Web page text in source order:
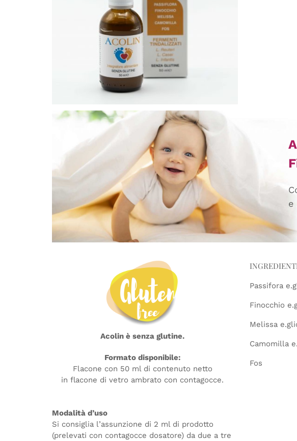
e
Acolin è senza glutine.
Formato disponibile:
Flacone con 50 ml di contenuto netto
in flacone di vetro ambrato con contagocce.
Passifora
Finocchio
Melissa
Camomilla
Fos
Modalità d’uso
Si consiglia l’assunzione di 2 ml di prodotto
(prelevati con contagocce dosatore) da due a tre